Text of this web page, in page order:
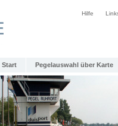
Hilfe
Start Pegelauswahl über Karte